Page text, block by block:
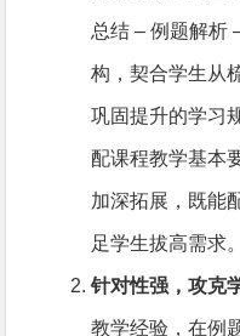
总结 – 例题解析
构，契合学生从
巩固提升的学习
配课程教学基本
加深拓展，既能
足学生拔高需求。
针对性强，攻克
教学经验，在例